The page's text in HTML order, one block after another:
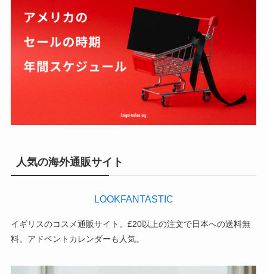
人気の海外通販サイト
LOOKFANTASTIC
イギリスのコスメ通販サイト。£20以上の注文で日本への送料無
料。アドベントカレンダーも人気。